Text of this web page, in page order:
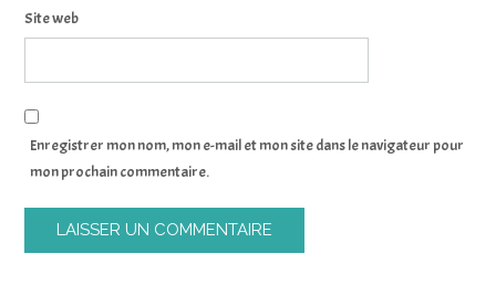
Site web
Enregistrer mon nom, mon e-mail et mon site dans le navigateur pour
mon prochain commentaire.